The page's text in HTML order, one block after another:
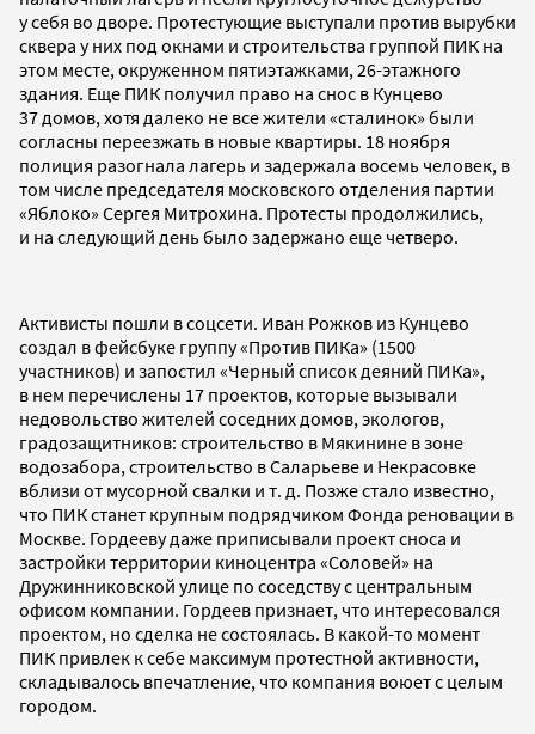
у себя во дворе. Протестующие выступали против вырубки
сквера у них под окнами и строительства группой ПИК на
этом месте, окруженном пятиэтажками, 26-этажного
здания. Еще ПИК получил право на снос в Кунцево
37 домов, хотя далеко не все жители «сталинок» были
согласны переезжать в новые квартиры. 18 ноября
полиция разогнала лагерь и задержала восемь человек, в
том числе председателя московского отделения партии
«Яблоко» Сергея Митрохина. Протесты продолжились,
и на следующий день было задержано еще четверо.
Активисты пошли в соцсети. Иван Рожков из Кунцево
создал в фейсбуке группу «Против ПИКа» (1500
участников) и запостил «Черный список деяний ПИКа»,
в нем перечислены 17 проектов, которые вызывали
недовольство жителей соседних домов, экологов,
градозащитников: строительство в Мякинине в зоне
водозабора, строительство в Саларьеве и Некрасовке
вблизи от мусорной свалки и т. д. Позже стало известно,
что ПИК станет крупным подрядчиком Фонда реновации в
Москве. Гордееву даже приписывали проект сноса и
застройки территории киноцентра «Соловей» на
Дружинниковской улице по соседству с центральным
офисом компании. Гордеев признает, что интересовался
проектом, но сделка не состоялась. В какой-то момент
ПИК привлек к себе максимум протестной активности,
складывалось впечатление, что компания воюет с целым
городом.